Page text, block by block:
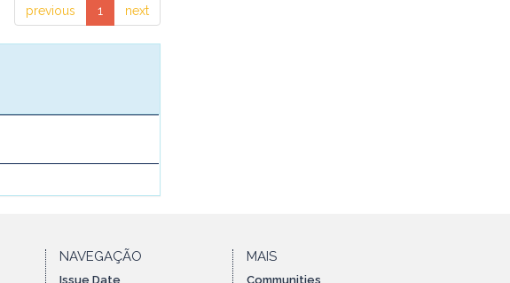
previous 1 next
NAVEGAÇÃO
Issue Date
MAIS
Communities